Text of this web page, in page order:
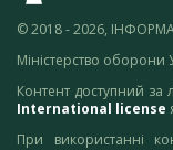
© 2018 - 2026,
Міністерство оборони
Контент доступний за
International license
При використанні